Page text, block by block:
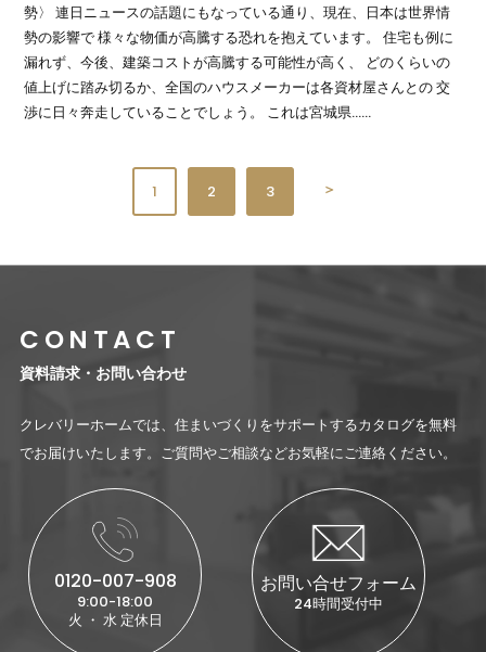
勢〉 連日ニュースの話題にもなっている通り、現在、日本は世界情
勢の影響で 様々な物価が高騰する恐れを抱えています。 住宅も例に
漏れず、今後、建築コストが高騰する可能性が高く、 どのくらいの
値上げに踏み切るか、全国のハウスメーカーは各資材屋さんとの 交
渉に日々奔走していることでしょう。 これは宮城県……
1 2 3 ＞
CONTACT
資料請求・お問い合わせ
クレバリーホームでは、住まいづくりをサポートするカタログを無料
でお届けいたします。ご質問やご相談などお気軽にご連絡ください。
0120-007-908
9:00-18:00
火 ・ 水 定休日
お問い合せフォーム
24時間受付中